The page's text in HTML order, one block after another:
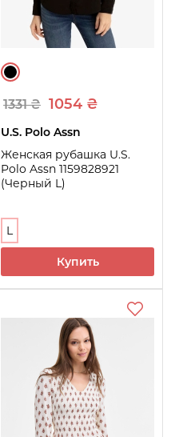
1331 ₴ 1054 ₴
U.S. Polo Assn
Женская рубашка U.S.
Polo Assn 1159828921
(Черный L)
L
Купить